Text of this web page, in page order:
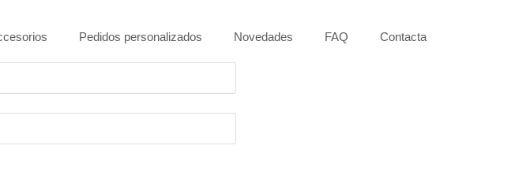
Pedidos personalizados Novedades FAQ Contacta